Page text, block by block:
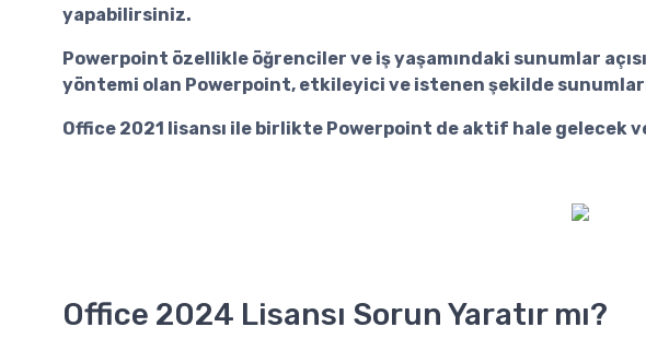
yapabilirsiniz.
Powerpoint özellikle öğrenciler ve iş yaşamındaki sunumlar
yöntemi olan Powerpoint, etkileyici ve istenen şekilde
Office 2021 lisansı ile birlikte Powerpoint de aktif hale gelecek
Office 2024 Lisansı Sorun Yaratır mı?